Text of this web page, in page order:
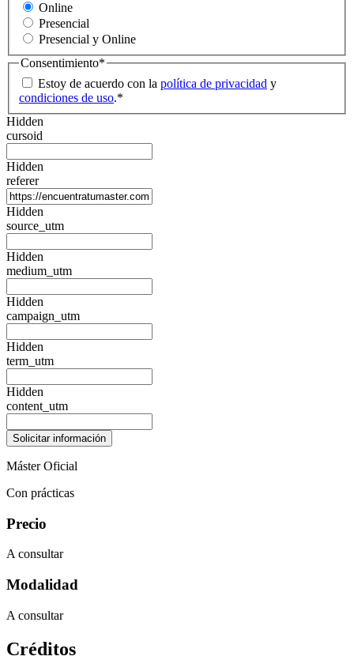
Online
Presencial
Presencial y Online
Consentimiento*
Estoy de acuerdo con la política de privacidad y
condiciones de uso.*
Hidden
cursoid
Hidden
referer
Hidden
source_utm
Hidden
medium_utm
Hidden
campaign_utm
Hidden
term_utm
Hidden
content_utm
Máster Oficial
Con prácticas
Precio
A consultar
Modalidad
A consultar
Créditos